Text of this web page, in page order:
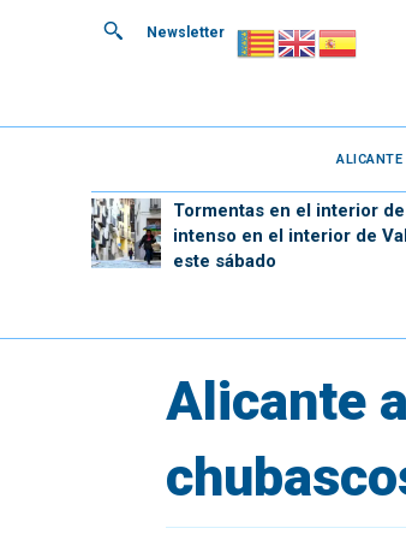
Newsletter
ALICANTE
Tormentas en el interior
intenso en el interior de
este sábado
Alicante